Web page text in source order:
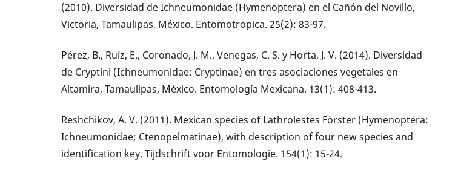
(2010). Diversidad de Ichneumonidae (Hymenoptera) en el Cañón del Novillo,
Victoria, Tamaulipas, México. Entomotropica. 25(2): 83-97.
Pérez, B., Ruíz, E., Coronado, J. M., Venegas, C. S. y Horta, J. V. (2014). Diversidad
de Cryptini (Ichneumonidae: Cryptinae) en tres asociaciones vegetales en
Altamira, Tamaulipas, México. Entomología Mexicana. 13(1): 408-413.
Reshchikov, A. V. (2011). Mexican species of Lathrolestes Förster (Hymenoptera:
Ichneumonidae; Ctenopelmatinae), with description of four new species and
identification key. Tijdschrift voor Entomologie. 154(1): 15-24.